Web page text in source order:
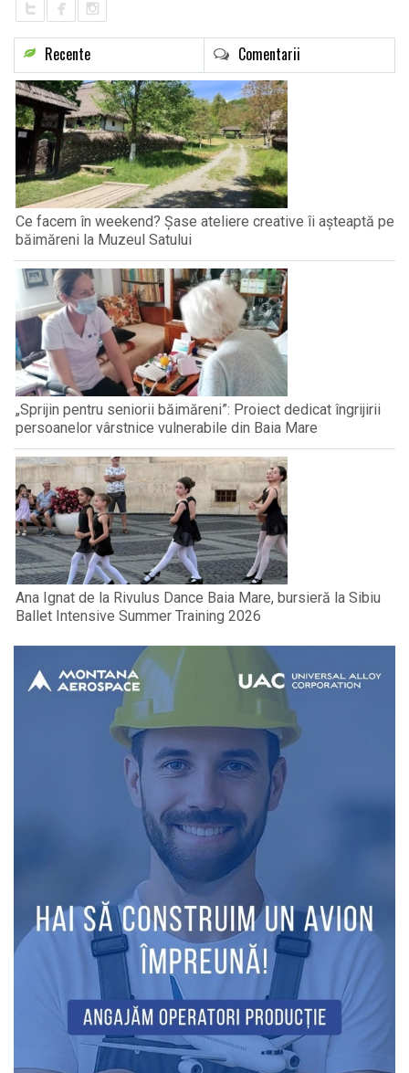
Recente Comentarii
Ce facem în weekend? Șase ateliere creative îi așteaptă pe
băimăreni la Muzeul Satului
„Sprijin pentru seniorii băimăreni”: Proiect dedicat îngrijirii
persoanelor vârstnice vulnerabile din Baia Mare
Ana Ignat de la Rivulus Dance Baia Mare, bursieră la Sibiu
Ballet Intensive Summer Training 2026